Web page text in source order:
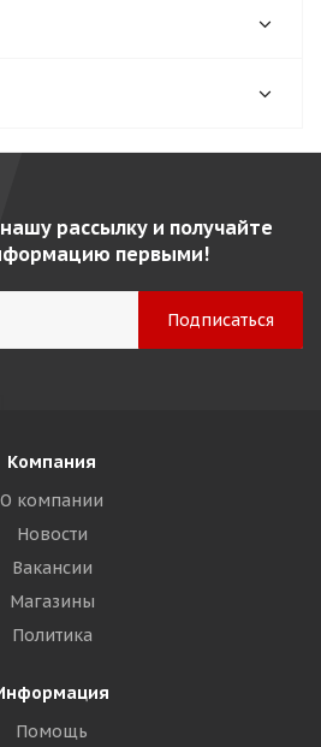
рассылку и получайте
первыми!
Компания
О компании
Новости
Вакансии
Магазины
Политика
Помощь